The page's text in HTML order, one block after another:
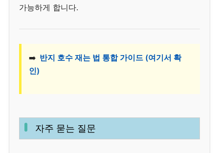
가능하게 합니다.
➡️ 반지 호수 재는 법 통합 가이드 (여기서 확
인)
자주 묻는 질문